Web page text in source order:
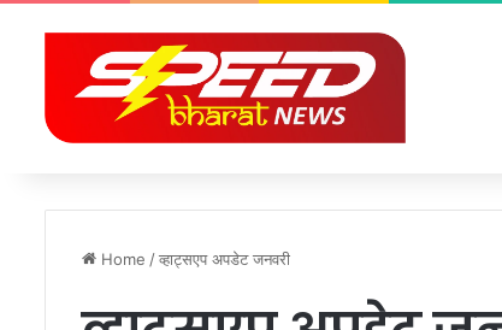
Home /व्हाट्सएप अपडेट जनवरी